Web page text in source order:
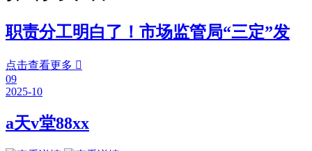
职责分工明白了！市场监管局“三定”发
点击查看更多 
09
2025-10
a天v堂88xx